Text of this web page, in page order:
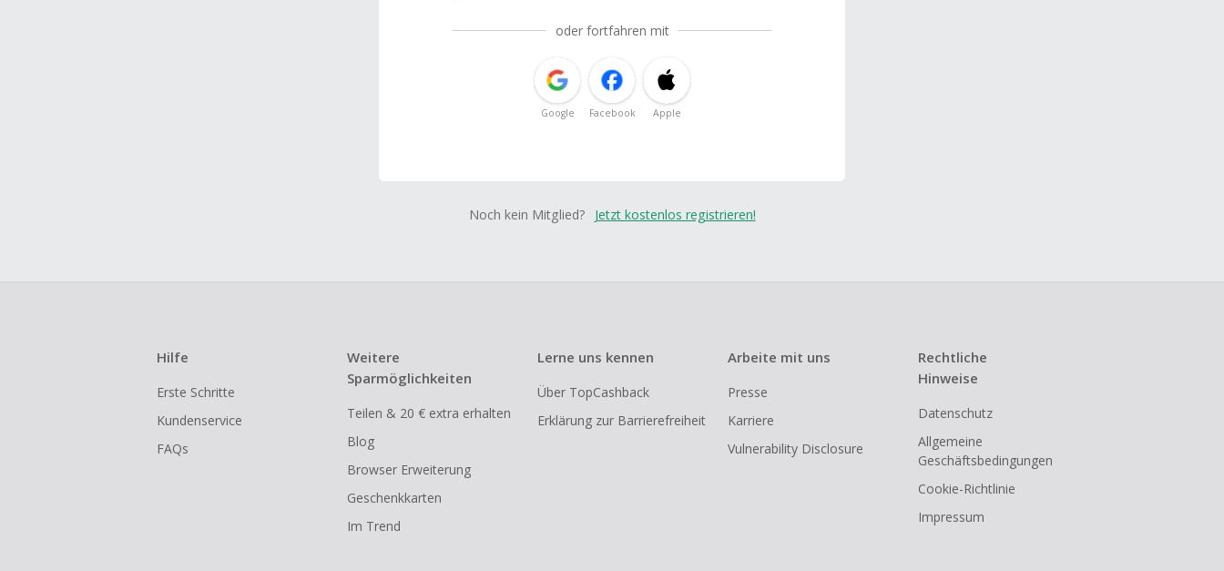
oder fortfahren mit
Google Facebook Apple
Noch kein Mitglied? Jetzt kostenlos registrieren!
Hilfe
Erste Schritte
Kundenservice
FAQs
Weitere
Sparmöglichkeiten
Teilen & 20 € extra erhalten
Blog
Browser Erweiterung
Geschenkkarten
Im Trend
Lerne uns kennen
Über TopCashback
Erklärung zur Barrierefreiheit
Arbeite mit uns
Presse
Karriere
Vulnerability Disclosure
Rechtliche
Hinweise
Datenschutz
Allgemeine
Geschäftsbedingungen
Cookie-Richtlinie
Impressum